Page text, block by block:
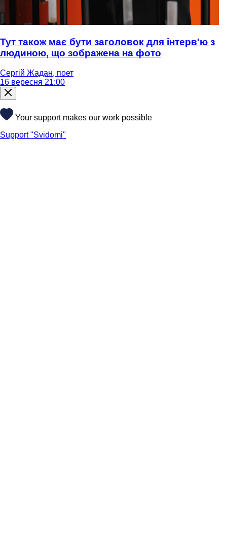
Тут також має бути заголовок для інтерв'ю з
людиною, що зображена на фото
Сергій Жадан, поет
16 вересня 21:00
Your support makes our work possible
Support "Svidomi"